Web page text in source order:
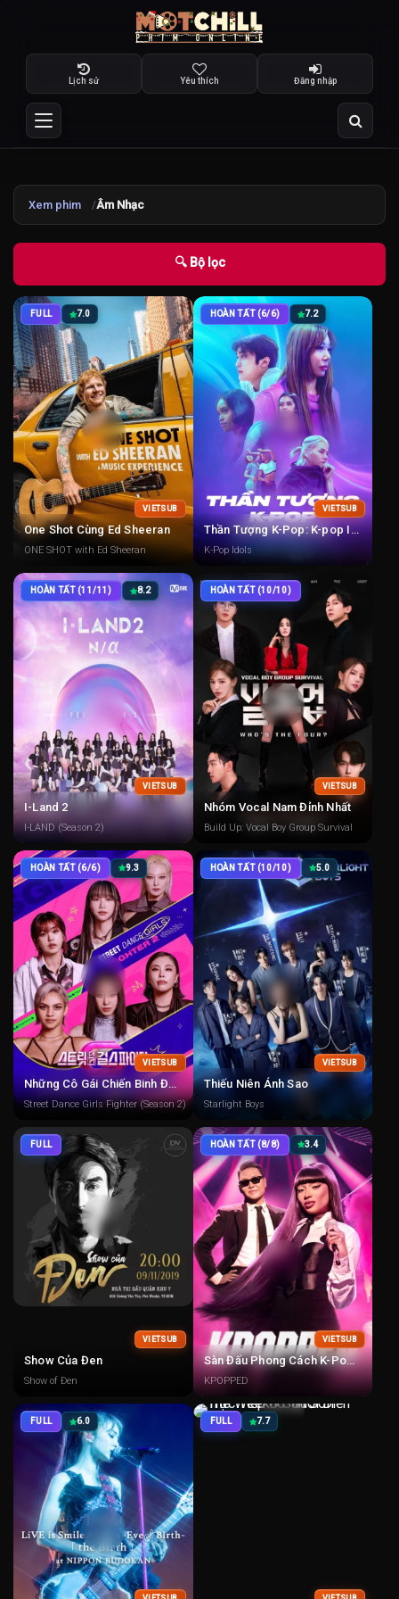
Lịch sử Yêu thích Đăng nhập
Xem phim Âm Nhạc
🔍 Bộ lọc
FULL 7.0
VIETSUB
One Shot Cùng Ed Sheeran
ONE SHOT with Ed Sheeran
HOÀN TẤT (6/6) 7.2
VIETSUB
Thần Tượng K-Pop: K-pop Idols
K-Pop Idols
HOÀN TẤT (11/11) 8.2
VIETSUB
I-Land 2
I-LAND (Season 2)
HOÀN TẤT (10/10)
VIETSUB
Nhóm Vocal Nam Đỉnh Nhất
Build Up: Vocal Boy Group Survival
HOÀN TẤT (6/6) 9.3
VIETSUB
Những Cô Gái Chiến Binh Đường Phố 2
Street Dance Girls Fighter (Season 2)
HOÀN TẤT (10/10) 5.0
VIETSUB
Thiếu Niên Ánh Sao
Starlight Boys
FULL
VIETSUB
Show Của Đen
Show of Đen
HOÀN TẤT (8/8) 3.4
VIETSUB
Sàn Đấu Phong Cách K-Pop: KPOPPED
KPOPPED
FULL 6.0 FULL 7.7